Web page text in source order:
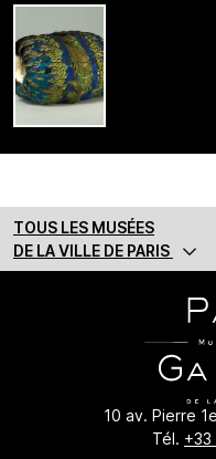
TOUS LES MUSÉES
DE LA VILLE DE PARIS
10 av. Pierre
Tél.